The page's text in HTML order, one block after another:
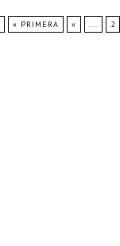
« PRIMERA « ... 2